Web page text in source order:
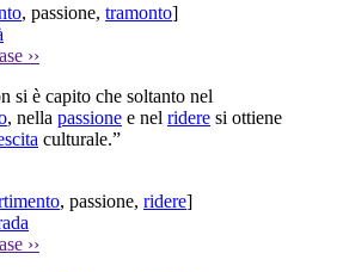
, passione, tramonto]
››
si è capito che soltanto nel
, nella passione e nel ridere si ottiene
culturale.”
, passione, ridere]
››